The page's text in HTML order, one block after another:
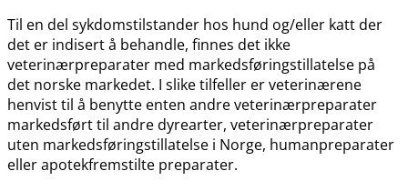
Til en del sykdomstilstander hos hund og​/​eller katt der
det er indisert å behandle, finnes det ikke
veterinærpreparater med markedsføringstillatelse på
det norske markedet. I slike tilfeller er veterinærene
henvist til å benytte enten andre veterinærpreparater
markedsført til andre dyrearter, veterinærpreparater
uten markedsføringstillatelse i Norge, humanpreparater
eller apotekfremstilte preparater.